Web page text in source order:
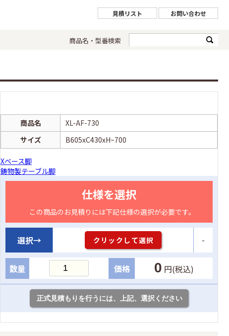
見積リスト お問い合わせ
商品名・型番検索
商品名
XL-AF-730
サイズ
B605xC430xH~700
Xベース脚
鋳物製テーブル脚
仕様を選択
この商品のお見積りには下記仕様の選択が必要です。
選択→ クリックして選択 -
数量 価格 0 円(税込)